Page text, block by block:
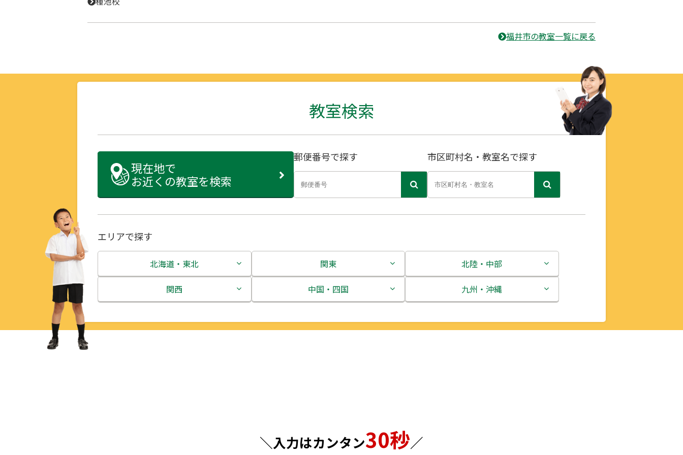
福井市の教室一覧に戻る
教室検索
現在地で
お近くの教室を検索
郵便番号で探す 市区町村名・教室名で探す
エリアで探す
北海道・東北
北海道
関東
茨城県
神奈川県
北陸・中部
新潟県
関西
中国・四国
徳島県
九州・沖縄
＼入力はカンタン30秒／